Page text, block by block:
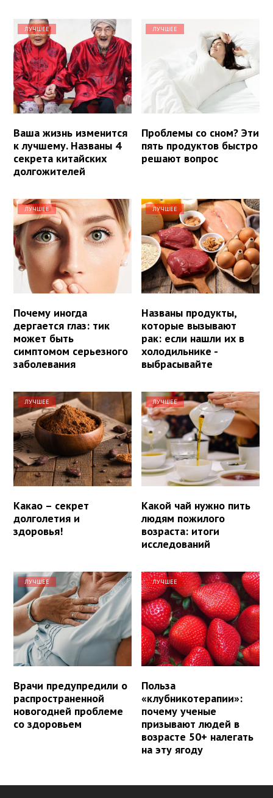
ЛУЧШЕЕ
Ваша жизнь изменится
к лучшему. Названы 4
секрета китайских
долгожителей
ЛУЧШЕЕ
Проблемы со сном? Эти
пять продуктов быстро
решают вопрос
ЛУЧШЕЕ
Почему иногда
дергается глаз: тик
может быть
симптомом серьезного
заболевания
ЛУЧШЕЕ
Названы продукты,
которые вызывают
рак: если нашли их в
холодильнике -
выбрасывайте
ЛУЧШЕЕ
Какао – секрет
долголетия и
здоровья!
ЛУЧШЕЕ
Какой чай нужно пить
людям пожилого
возраста: итоги
исследований
ЛУЧШЕЕ
Врачи предупредили о
распространенной
новогодней проблеме
со здоровьем
ЛУЧШЕЕ
Польза
«клубникотерапии»:
почему ученые
призывают людей в
возрасте 50+ налегать
на эту ягоду